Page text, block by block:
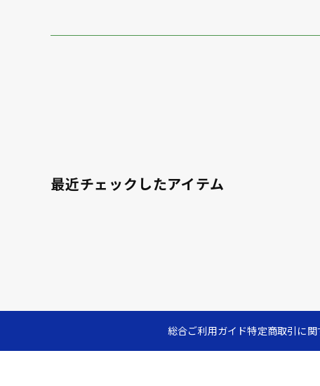
最近チェックしたアイテム
総合ご利用ガイド特定商取引に